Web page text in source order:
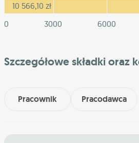
10 566,10 zł
0
3000 6000
Szczegółowe składki oraz
Pracownik Pracodawca